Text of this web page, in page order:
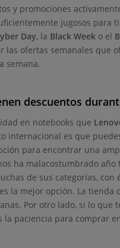
y promociones
jugosos para
Day, la Black Week o el
ofertas semanales que
semana.
descuentos
en notebooks que
internacional es que
para encontrar una
ha malacostumbrado año
de sus categorías, con
es la mejor opción. La tienda
Por otro lado, si lo que
la paciencia para comprar